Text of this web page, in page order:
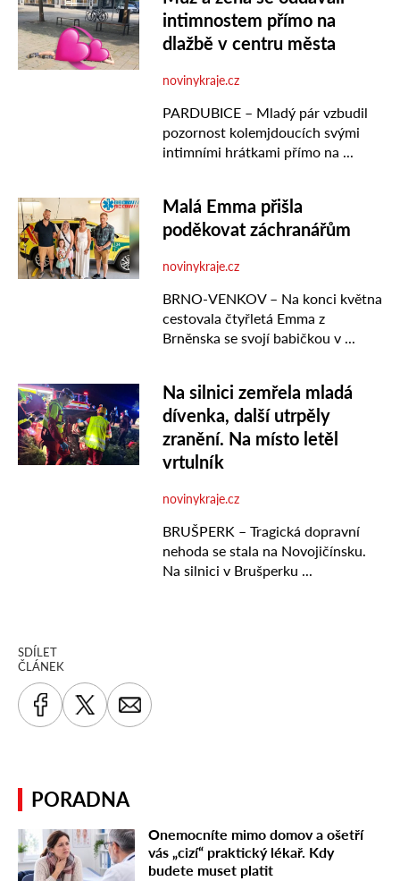
SDÍLET
ČLÁNEK
PORADNA
Onemocníte mimo domov a ošetří
vás „cizí“ praktický lékař. Kdy
budete muset platit